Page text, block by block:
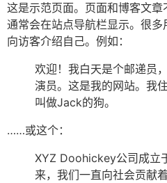
这是示范页面。页面和博客文章
通常会在站点导航栏显示。很多
向访客介绍自己。例如：
欢迎！我白天是个邮递员
演员。这是我的网站。我
叫做Jack的狗。
……或这个：
XYZ Doohickey公司成立
来，我们一直向社会贡献